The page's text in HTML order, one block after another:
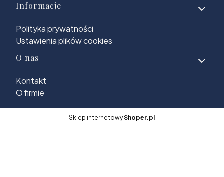
Informacje
Polityka prywatności
Ustawienia plików cookies
O nas
Kontakt
O firmie
Sklep internetowyShoper.pl